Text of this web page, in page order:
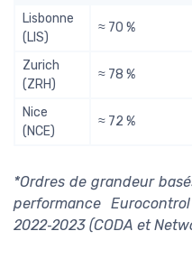
Lisbonne
(LIS)
≈ 70 %
Zurich
(ZRH)
≈ 78 %
Nice
(NCE)
≈ 72 %
*Ordres de grandeur
performance
2022‑2023 (CODA et